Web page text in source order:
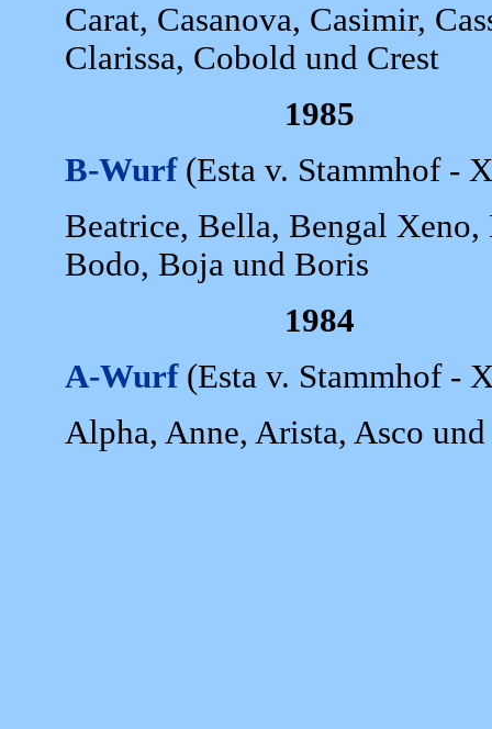
Carat, Casanova, Casimir,
Clarissa, Cobold und Crest
1985
B-Wurf(Esta v. Stammhof -
Beatrice, Bella, Bengal
Bodo, Boja und Boris
1984
A-Wurf(Esta v. Stammhof -
Alpha, Anne, Arista, Asco